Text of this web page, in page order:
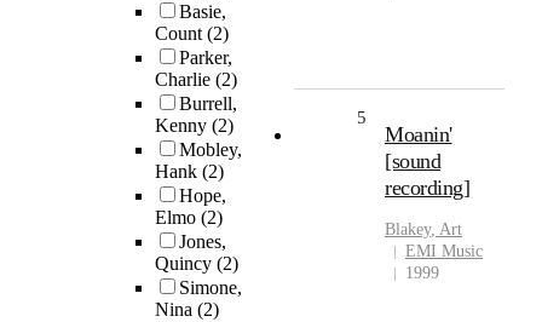
Basie,
Count(2)
Parker,
Charlie (2)
Burrell,
Kenny (2)
Mobley,
Hank (2)
Hope,
Elmo (2)
Jones,
Quincy (2)
Simone,
Nina (2)
5
Moanin'
[sound
recording]
Blakey, Art
EMI Music
1999